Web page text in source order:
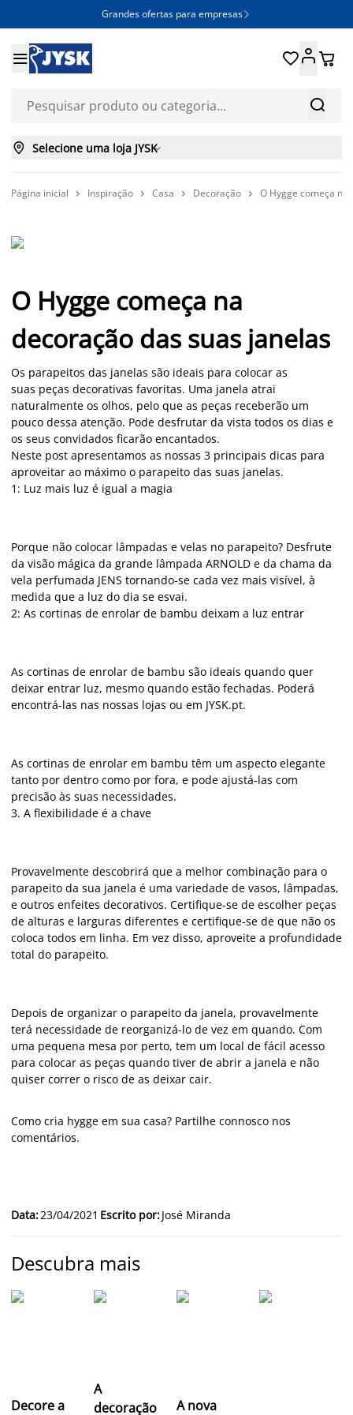
Grandes ofertas para empresas 


 
 Selecione uma loja JYSK
Página inicial  Inspiração  Casa  Decoração  O Hygge começa na
O Hygge começa na
decoração das suas janelas
Os parapeitos das janelas são ideais para colocar as
suas peças decorativas favoritas. Uma janela atrai
naturalmente os olhos, pelo que as peças receberão um
pouco dessa atenção. Pode desfrutar da vista todos os dias e
os seus convidados ficarão encantados.
Neste post apresentamos as nossas 3 principais dicas para
aproveitar ao máximo o parapeito das suas janelas.
1: Luz mais luz é igual a magia
Porque não colocar lâmpadas e velas no parapeito? Desfrute
da visão mágica da grande lâmpada ARNOLD e da chama da
vela perfumada JENS tornando-se cada vez mais visível, à
medida que a luz do dia se esvai.
2: As cortinas de enrolar de bambu deixam a luz entrar
As cortinas de enrolar de bambu são ideais quando quer
deixar entrar luz, mesmo quando estão fechadas. Poderá
encontrá-las nas nossas lojas ou em JYSK.pt.
As cortinas de enrolar em bambu têm um aspecto elegante
tanto por dentro como por fora, e pode ajustá-las com
precisão às suas necessidades.
3. A flexibilidade é a chave
Provavelmente descobrirá que a melhor combinação para o
parapeito da sua janela é uma variedade de vasos, lâmpadas,
e outros enfeites decorativos. Certifique-se de escolher peças
de alturas e larguras diferentes e certifique-se de que não os
coloca todos em linha. Em vez disso, aproveite a profundidade
total do parapeito.
Depois de organizar o parapeito da janela, provavelmente
terá necessidade de reorganizá-lo de vez em quando. Com
uma pequena mesa por perto, tem um local de fácil acesso
para colocar as peças quando tiver de abrir a janela e não
quiser correr o risco de as deixar cair.
Como cria hygge em sua casa? Partilhe connosco nos
comentários.
Data:23/04/2021 Escrito por:José Miranda
Descubra mais
Decore a
A
decoração
A nova